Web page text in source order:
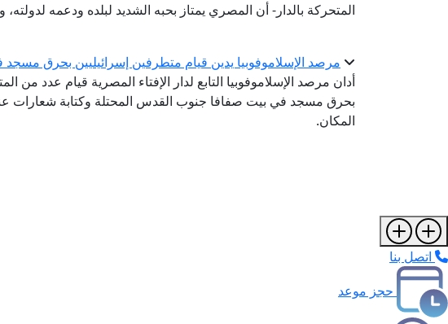
المتحركة بالدار- أن المصري يمتاز بحبه الشديد لبلده ودعمه لدولته،
مرصد الإسلاموفوبيا يدين قيام متطرفين إسرائيليين بحرق
أدان مرصد الإسلاموفوبيا التابع لدار الإفتاء المصرية قيام عدد من
بحرق مسجد في بيت صفافا جنوب القدس المحتلة وكتابة شعارات
المكان.
اتصل بنا
حجز موعد